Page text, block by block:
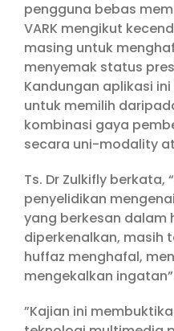
pengguna bebas
VARK mengikut
masing untuk
menyemak status
Kandungan aplikasi
untuk memilih
kombinasi gaya
secara uni-modality
Ts. Dr Zulkifly
penyelidikan
yang berkesan dalam
diperkenalkan, masih
huffaz menghafal,
mengekalkan
”Kajian ini